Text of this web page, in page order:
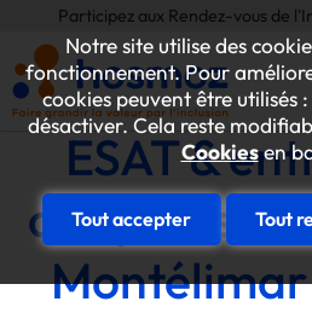
Notre site utilise des
fonctionnement. Pour
cookies peuvent être utilisés
désactiver. Cela reste
Cookiesen
Tout accepter Tout
aux Rendez-vous de
ESAT &
adaptées